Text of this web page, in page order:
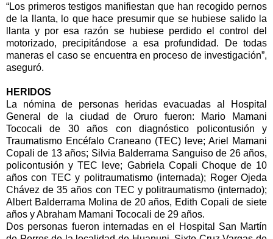
“Los primeros testigos manifiestan que han recogido pernos
de la llanta, lo que hace presumir que se hubiese salido la
llanta y por esa razón se hubiese perdido el control del
motorizado, precipitándose a esa profundidad. De todas
maneras el caso se encuentra en proceso de investigación”,
aseguró.
HERIDOS
La nómina de personas heridas evacuadas al Hospital
General de la ciudad de Oruro fueron: Mario Mamani
Tococali de 30 años con diagnóstico policontusión y
Traumatismo Encéfalo Craneano (TEC) leve; Ariel Mamani
Copali de 13 años; Silvia Balderrama Sanguiso de 26 años,
policontusión y TEC leve; Gabriela Copali Choque de 10
años con TEC y politraumatismo (internada); Roger Ojeda
Chávez de 35 años con TEC y politraumatismo (internado);
Albert Balderrama Molina de 20 años, Edith Copali de siete
años y Abraham Mamani Tococali de 29 años.
Dos personas fueron internadas en el Hospital San Martín